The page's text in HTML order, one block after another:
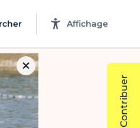
Affichage
Contribuer